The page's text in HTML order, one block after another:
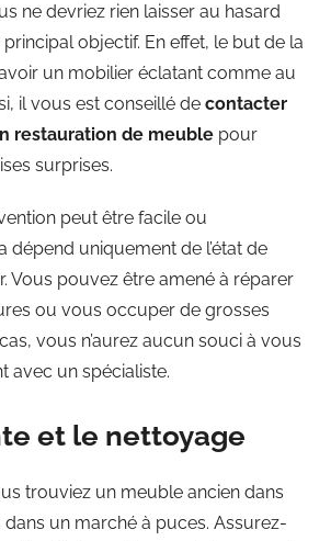
ne devriez rien laisser au hasard
objectif. En effet, le but de la
un mobilier éclatant comme au
il vous est conseillé de contacter
restauration de meuble pour
surprises.
peut être facile ou
dépend uniquement de l’état de
Vous pouvez être amené à réparer
ou vous occuper de grosses
vous n’aurez aucun souci à vous
avec un spécialiste.
et le nettoyage
trouviez un meuble ancien dans
un marché à puces. Assurez-